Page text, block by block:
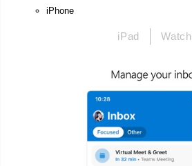
iPhone
iPad Watch